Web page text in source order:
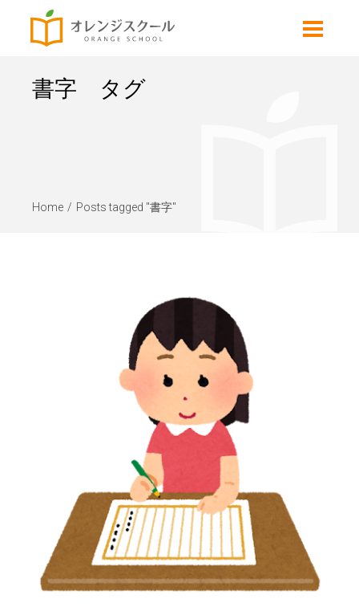
書字 タグ
Home Posts tagged "書字"